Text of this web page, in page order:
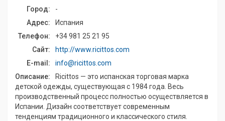
Город:
-
Адрес:
Испания
Телефон:
+34 981 25 21 95
Сайт:
http://www.ricittos.com
E-mail:
info@ricittos.com
Описание:
Ricittos — это испанская торговая марка
детской одежды, существующая с 1984 года. Весь
производственный процесс полностью осуществляется в
Испании. Дизайн соответствует современным
тенденциям традиционного и классического стиля.